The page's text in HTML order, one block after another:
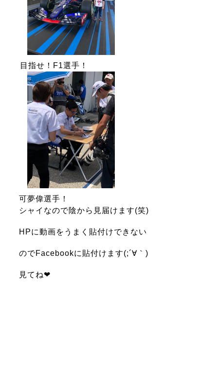
目指せ！F1選手！
可夢偉選手！
シャイなので陰から見届けます(笑)
HPに動画をうまく貼付けできない
のでFacebookに貼付けます(;´∀｀)
見てね❤